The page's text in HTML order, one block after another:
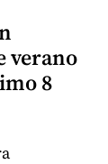
verano
8